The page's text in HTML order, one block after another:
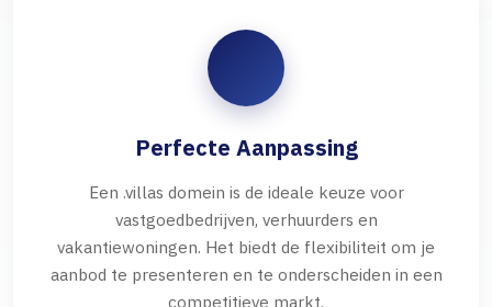
Perfecte Aanpassing
Een .villas domein is de ideale keuze voor
vastgoedbedrijven, verhuurders en
vakantiewoningen. Het biedt de flexibiliteit om je
aanbod te presenteren en te onderscheiden in een
competitieve markt.